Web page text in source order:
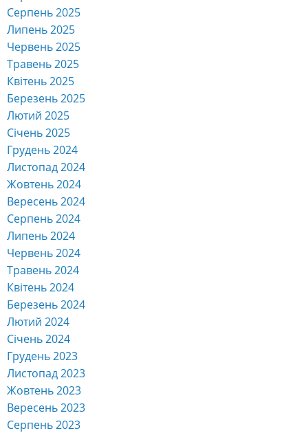
Серпень 2025
Липень 2025
Червень 2025
Травень 2025
Квітень 2025
Березень 2025
Лютий 2025
Січень 2025
Грудень 2024
Листопад 2024
Жовтень 2024
Вересень 2024
Серпень 2024
Липень 2024
Червень 2024
Травень 2024
Квітень 2024
Березень 2024
Лютий 2024
Січень 2024
Грудень 2023
Листопад 2023
Жовтень 2023
Вересень 2023
Серпень 2023